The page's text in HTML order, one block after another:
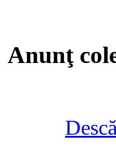
Anunţ